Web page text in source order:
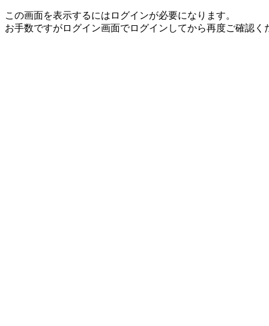
この画面を表示するにはログインが必要になります。
お手数ですがログイン画面でログインしてから再度ご確認く